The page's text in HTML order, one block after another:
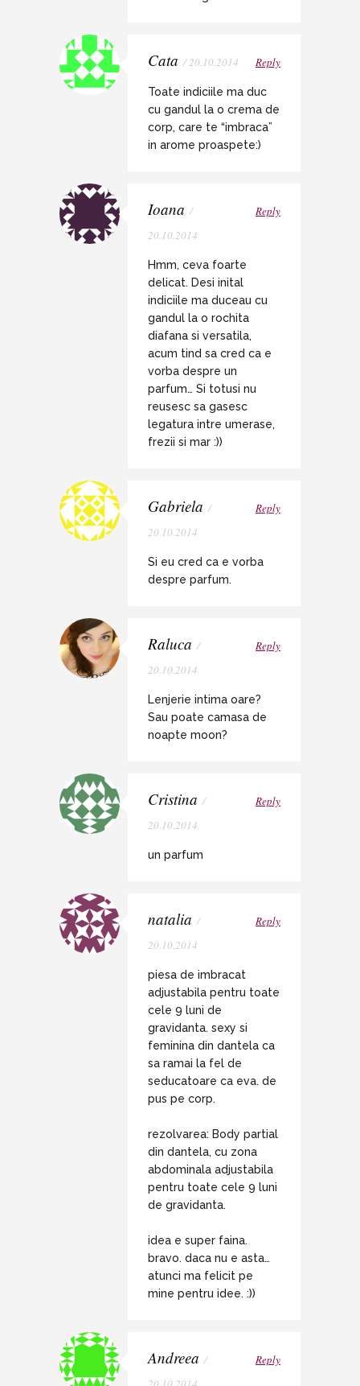
Cata / 20.10.2014 Reply
Toate indiciile ma duc
cu gandul la o crema de
corp, care te “imbraca”
in arome proaspete:)
Ioana /
20.10.2014
Reply
Hmm, ceva foarte
delicat. Desi inital
indiciile ma duceau cu
gandul la o rochita
diafana si versatila,
acum tind sa cred ca e
vorba despre un
parfum… Si totusi nu
reusesc sa gasesc
legatura intre umerase,
frezii si mar :))
Gabriela /
20.10.2014
Reply
Si eu cred ca e vorba
despre parfum.
Raluca /
20.10.2014
Reply
Lenjerie intima oare?
Sau poate camasa de
noapte moon?
Cristina /
20.10.2014
Reply
un parfum
natalia /
20.10.2014
Reply
piesa de imbracat
adjustabila pentru toate
cele 9 luni de
gravidanta. sexy si
feminina din dantela ca
sa ramai la fel de
seducatoare ca eva. de
pus pe corp.
rezolvarea: Body partial
din dantela, cu zona
abdominala adjustabila
pentru toate cele 9 luni
de gravidanta.
idea e super faina.
bravo. daca nu e asta…
atunci ma felicit pe
mine pentru idee. :))
Andreea /
Reply